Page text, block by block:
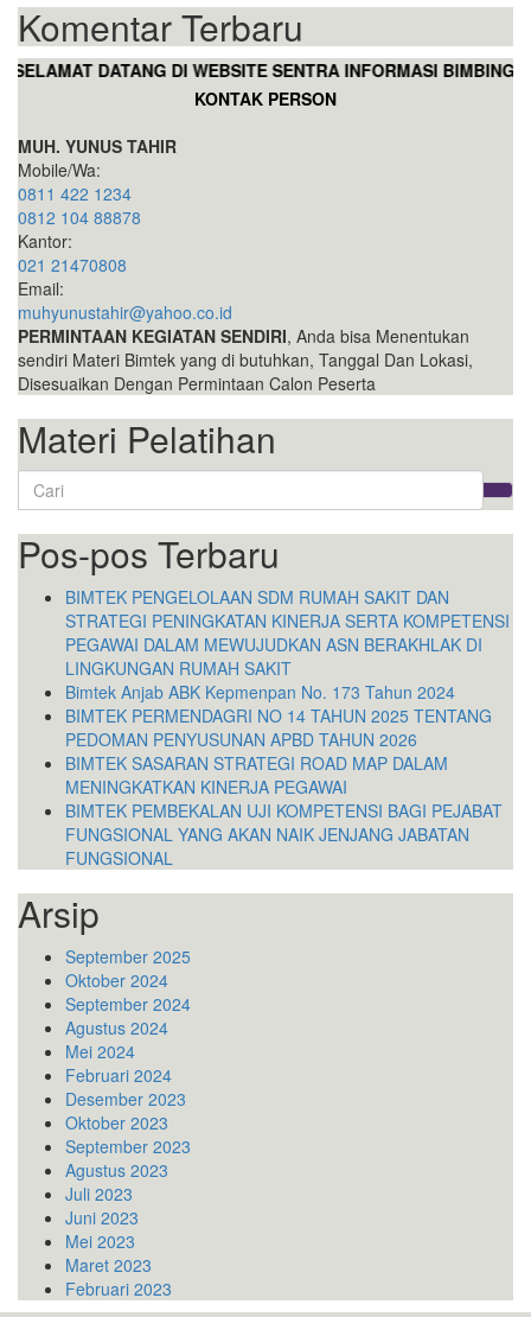
Komentar Terbaru
SELAMAT DATANG DI WEBSITE SENTRA INFORMASI
KONTAK PERSON
MUH. YUNUS TAHIR
Mobile/Wa:
0811 422 1234
0812 104 88878
Kantor:
021 21470808
Email:
muhyunustahir@yahoo.co.id
PERMINTAAN KEGIATAN SENDIRI, Anda bisa Menentukan
sendiri Materi Bimtek yang di butuhkan, Tanggal Dan Lokasi,
Disesuaikan Dengan Permintaan Calon Peserta
Materi Pelatihan
Search
for:
Pos-pos Terbaru
BIMTEK PENGELOLAAN SDM RUMAH SAKIT DAN
STRATEGI PENINGKATAN KINERJA SERTA KOMPETENSI
PEGAWAI DALAM MEWUJUDKAN ASN BERAKHLAK DI
LINGKUNGAN RUMAH SAKIT
Bimtek Anjab ABK Kepmenpan No. 173 Tahun 2024
BIMTEK PERMENDAGRI NO 14 TAHUN 2025 TENTANG
PEDOMAN PENYUSUNAN APBD TAHUN 2026
BIMTEK SASARAN STRATEGI ROAD MAP DALAM
MENINGKATKAN KINERJA PEGAWAI
BIMTEK PEMBEKALAN UJI KOMPETENSI BAGI PEJABAT
FUNGSIONAL YANG AKAN NAIK JENJANG JABATAN
FUNGSIONAL
Arsip
September 2025
Oktober 2024
September 2024
Agustus 2024
Mei 2024
Februari 2024
Desember 2023
Oktober 2023
September 2023
Agustus 2023
Juli 2023
Juni 2023
Mei 2023
Maret 2023
Februari 2023